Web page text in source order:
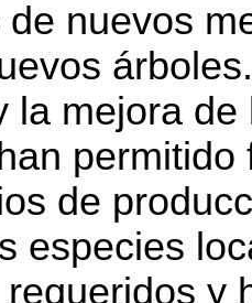
nuevos
la mejora
de
especies
y